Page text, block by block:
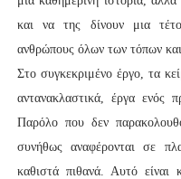
και να της δίνουν μια
ανθρώπους όλων των τόπων
Στο συγκεκριμένο έργο, τα
αντανακλαστικά, έργα ενός
Παρόλο που δεν
συνήθως αναφέρονται σε
καθιστά πιθανά. Αυτό είναι